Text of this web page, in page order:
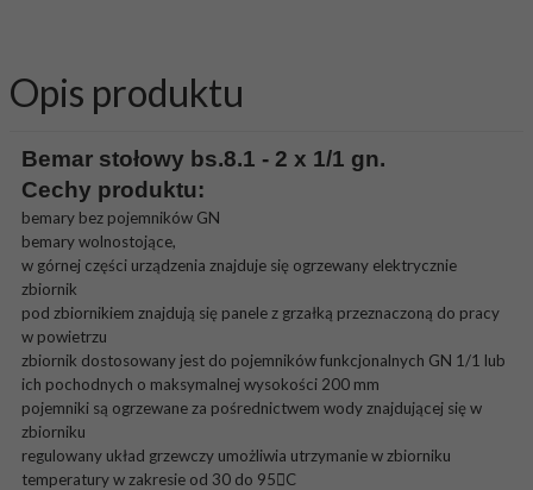
Opis produktu
Bemar stołowy bs.8.1 - 2 x 1/1 gn.
Cechy produktu:
bemary bez pojemników GN
bemary wolnostojące,
w górnej części urządzenia znajduje się ogrzewany elektrycznie
zbiornik
pod zbiornikiem znajdują się panele z grzałką przeznaczoną do pracy
w powietrzu
zbiornik dostosowany jest do pojemników funkcjonalnych GN 1/1 lub
ich pochodnych o maksymalnej wysokości 200 mm
pojemniki są ogrzewane za pośrednictwem wody znajdującej się w
zbiorniku
regulowany układ grzewczy umożliwia utrzymanie w zbiorniku
temperatury w zakresie od 30 do 95C